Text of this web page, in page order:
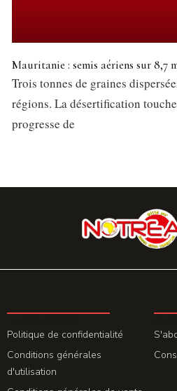
Mauritanie : semis aériens sur 8,7
Trois tonnes de graines
régions. La désertification
progresse de
Politique de confidentialité
Conditions générales
d'utilisation